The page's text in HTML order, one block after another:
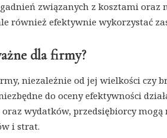
związanych z kosztami oraz
również efektywnie wykorzystać
dla firmy?
niezależnie od jej wielkości czy
do oceny efektywności
wydatków, przedsiębiorcy mogą
i strat.